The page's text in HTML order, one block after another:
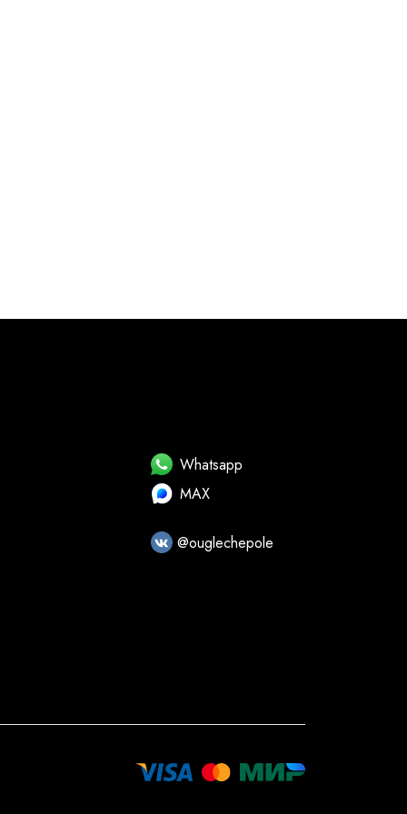
Whatsapp
MAX
@ouglechepole